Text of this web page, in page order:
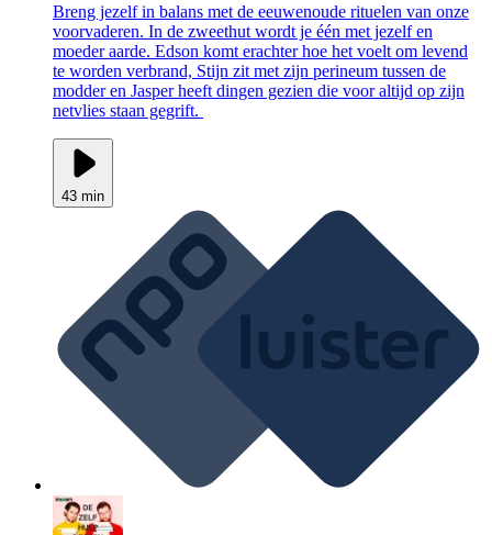
Breng jezelf in balans met de eeuwenoude rituelen van onze
voorvaderen. In de zweethut wordt je één met jezelf en
moeder aarde. Edson komt erachter hoe het voelt om levend
te worden verbrand, Stijn zit met zijn perineum tussen de
modder en Jasper heeft dingen gezien die voor altijd op zijn
netvlies staan gegrift.
43 min